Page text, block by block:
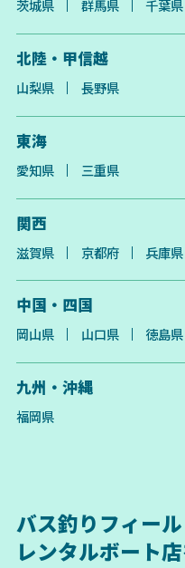
茨城県 群馬県 千葉県
北陸・甲信越
山梨県 長野県
東海
愛知県 三重県
関西
滋賀県 京都府 兵庫県
中国・四国
岡山県 山口県 徳島県
九州・沖縄
福岡県
バス釣りフィー
レンタルボート